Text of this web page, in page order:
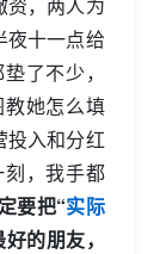
夜十一点给
了不少，
她怎么填
投入和分红
，我手都
要把“实际
的朋友，